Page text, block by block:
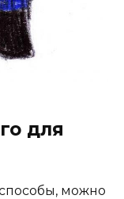
для
можно